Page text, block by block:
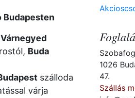
Budapesten
Várnegyed
Buda
szálloda
várja
1026
47.
Szállás